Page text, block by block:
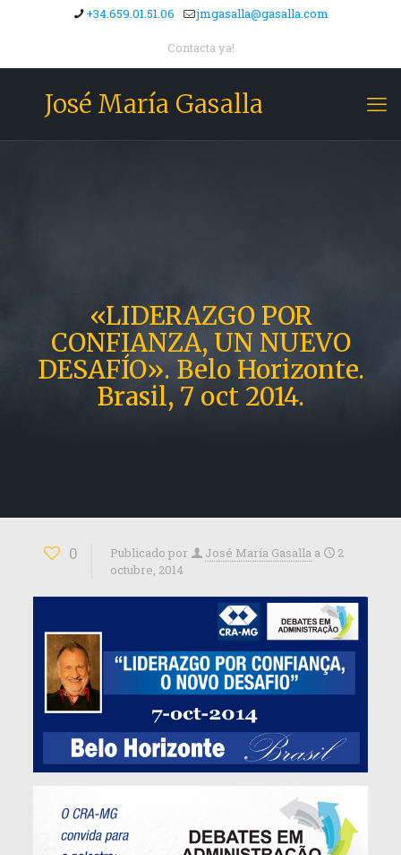
+34.659.01.51.06 jmgasalla@gasalla.com
Contacta ya!
José María Gasalla
«LIDERAZGO POR
CONFIANZA, UN NUEVO
DESAFÍO». Belo Horizonte.
Brasil, 7 oct 2014.
0 Publicado por José María Gasalla a
2
octubre, 2014